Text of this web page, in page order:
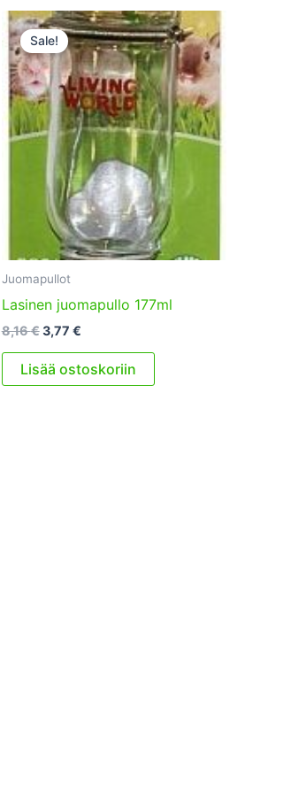
Sale!
Juomapullot
Lasinen juomapullo 177ml
8,16€Alkuperäinen
oli:
8,16 €.
3,77 €Nykyinen
on:
3,77 €.
Lisää ostoskoriin